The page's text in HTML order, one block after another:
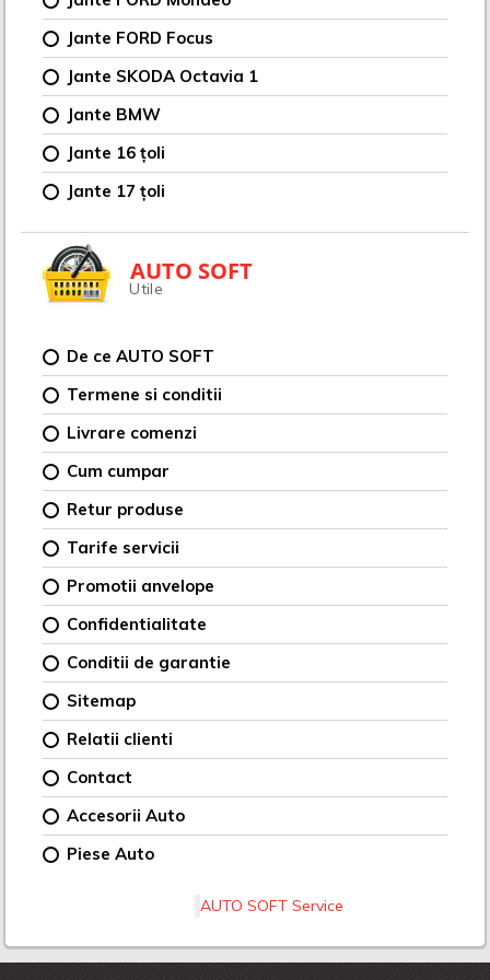
Jante FORD Focus
Jante SKODA Octavia 1
Jante BMW
Jante 16 țoli
Jante 17 țoli
AUTO SOFT
Utile
De ce AUTO SOFT
Termene si conditii
Livrare comenzi
Cum cumpar
Retur produse
Tarife servicii
Promotii anvelope
Confidentialitate
Conditii de garantie
Sitemap
Relatii clienti
Contact
Accesorii Auto
Piese Auto
AUTO SOFT Service